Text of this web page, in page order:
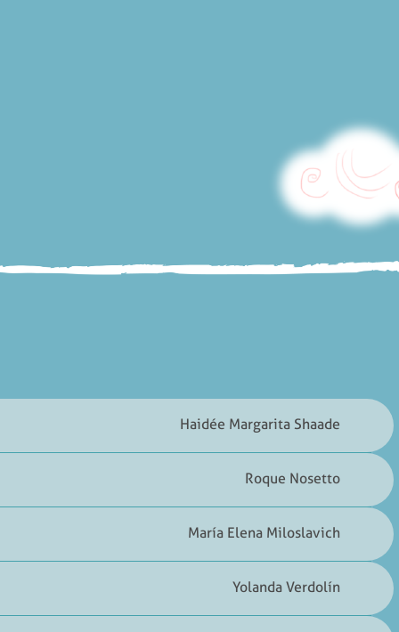
Haidée Margarita Shaade
Roque Nosetto
María Elena Miloslavich
Yolanda Verdolín